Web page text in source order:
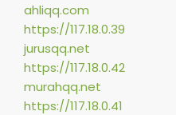
ahliqq.com
https://117.18.0.39
jurusqq.net
https://117.18.0.42
murahqq.net
https://117.18.0.41